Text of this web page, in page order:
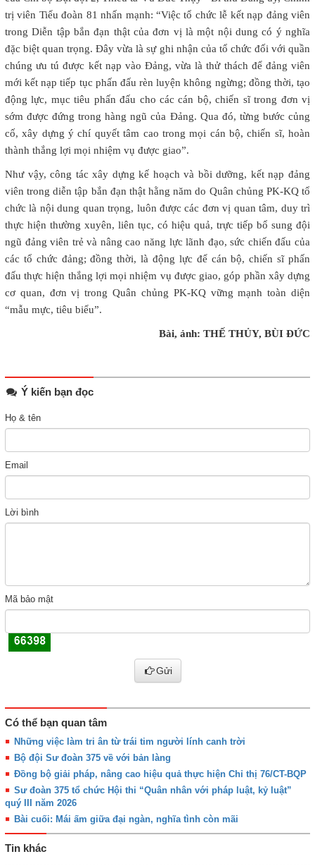
trị viên Tiểu đoàn 81 nhấn mạnh: “Việc tổ chức lễ kết nạp đảng viên
trong Diễn tập bắn đạn thật của đơn vị là một nội dung có ý nghĩa
đặc biệt quan trọng. Đây vừa là sự ghi nhận của tổ chức đối với quần
chúng ưu tú được kết nạp vào Đảng, vừa là thử thách để đảng viên
mới kết nạp tiếp tục phấn đấu rèn luyện không ngừng; đồng thời, tạo
động lực, mục tiêu phấn đấu cho các cán bộ, chiến sĩ trong đơn vị
sớm được đứng trong hàng ngũ của Đảng. Qua đó, từng bước củng
cố, xây dựng ý chí quyết tâm cao trong mọi cán bộ, chiến sĩ, hoàn
thành thắng lợi mọi nhiệm vụ được giao”.
Như vậy, công tác xây dựng kế hoạch và bồi dưỡng, kết nạp đảng
viên trong diễn tập bắn đạn thật hằng năm do Quân chủng PK-KQ tổ
chức là nội dung quan trọng, luôn được các đơn vị quan tâm, duy trì
thực hiện thường xuyên, liên tục, có hiệu quả, trực tiếp bổ sung đội
ngũ đảng viên trẻ và nâng cao năng lực lãnh đạo, sức chiến đấu của
các tổ chức đảng; đồng thời, là động lực để cán bộ, chiến sĩ phấn
đấu thực hiện thắng lợi mọi nhiệm vụ được giao, góp phần xây dựng
cơ quan, đơn vị trong Quân chủng PK-KQ vững mạnh toàn diện
“mẫu mực, tiêu biểu”.
Bài, ảnh: THẾ THỦY, BÙI ĐỨC
Ý kiến bạn đọc
Họ & tên
Email
Lời bình
Mã bảo mật
Gửi
Có thể bạn quan tâm
Những việc làm tri ân từ trái tim người lính canh trời
Bộ đội Sư đoàn 375 về với bản làng
Đồng bộ giải pháp, nâng cao hiệu quả thực hiện Chỉ thị 76/CT-BQP
Sư đoàn 375 tổ chức Hội thi “Quân nhân với pháp luật, kỷ luật”
quý III năm 2026
Bài cuối: Mái ấm giữa đại ngàn, nghĩa tình còn mãi
Tin khác